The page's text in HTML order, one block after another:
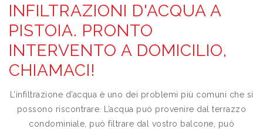
INFILTRAZIONI D'ACQUA A
PISTOIA. PRONTO
INTERVENTO A DOMICILIO,
CHIAMACI!
L’infiltrazione d’acqua è uno dei problemi più comuni che si
possono riscontrare. L’acqua può provenire dal terrazzo
condominiale, può filtrare dal vostro balcone, può